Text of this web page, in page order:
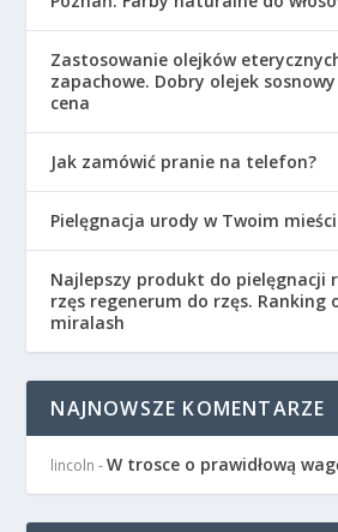
Zastosowanie olejków
zapachowe. Dobry olejek
cena
Jak zamówić pranie na telefon?
Pielęgnacja urody w Twoim
Najlepszy produkt do pielęgnacji
rzęs regenerum do rzęs. Ranking
miralash
NAJNOWSZE KOMENTARZE
lincoln -W trosce o prawidłową